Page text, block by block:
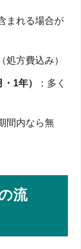
まれる場合が
処方費込み）
1年）
：多く
間内なら無
流